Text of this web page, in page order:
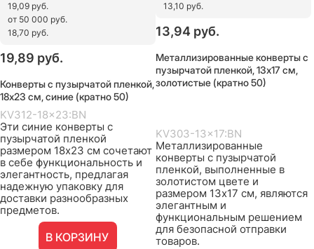
19,09 руб.
от 50 000 руб.
18,70 руб.
19,89 руб.
Конверты с пузырчатой пленкой,
18х23 см, синие (кратно 50)
KV312-18x23:BN
Эти синие конверты с
пузырчатой пленкой
размером 18х23 см сочетают
в себе функциональность и
элегантность, предлагая
надежную упаковку для
доставки разнообразных
предметов.
В КОРЗИНУ
13,10 руб.
13,94 руб.
Металлизированные конверты с
пузырчатой пленкой, 13х17 см,
золотистые (кратно 50)
KV303-13x17:BN
Металлизированные
конверты с пузырчатой
пленкой, выполненные в
золотистом цвете и
размером 13х17 см, являются
элегантным и
функциональным решением
для безопасной отправки
товаров.